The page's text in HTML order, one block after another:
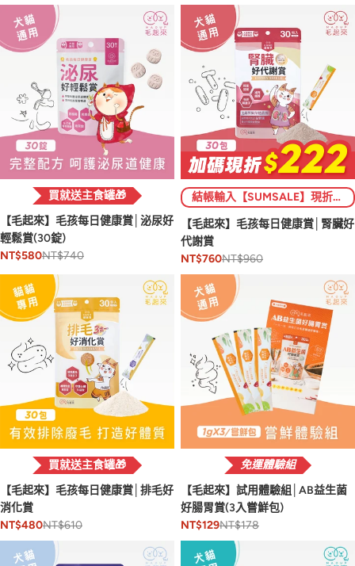
買就送主食罐🎁
【毛起來】毛孩每日健康賞│泌尿好
輕鬆賞(30錠)
NT$580NT$740
結帳輸入【SUMSALE】現折$222 (限1次)💥
【毛起來】毛孩每日健康賞│腎臟好
代謝賞
NT$760NT$960
買就送主食罐🎁
【毛起來】毛孩每日健康賞│排毛好
消化賞
NT$480NT$610
免運體驗組
【毛起來】試用體驗組│AB益生菌
好腸胃賞(3入嘗鮮包)
NT$129NT$178